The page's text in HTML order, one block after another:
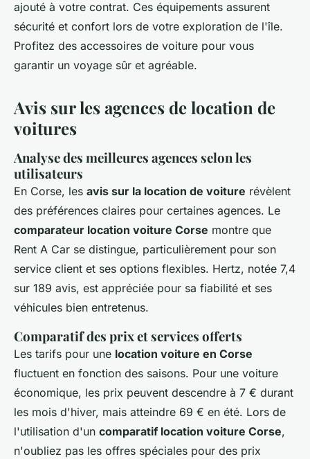
ajouté à votre contrat. Ces équipements assurent
sécurité et confort lors de votre exploration de l'île.
Profitez des accessoires de voiture pour vous
garantir un voyage sûr et agréable.
Avis sur les agences de location de
voitures
Analyse des meilleures agences selon les
utilisateurs
En Corse, les avis sur la location de voiture révèlent
des préférences claires pour certaines agences. Le
comparateur location voiture Corse montre que
Rent A Car se distingue, particulièrement pour son
service client et ses options flexibles. Hertz, notée 7,4
sur 189 avis, est appréciée pour sa fiabilité et ses
véhicules bien entretenus.
Comparatif des prix et services offerts
Les tarifs pour une location voiture en Corse
fluctuent en fonction des saisons. Pour une voiture
économique, les prix peuvent descendre à 7 € durant
les mois d'hiver, mais atteindre 69 € en été. Lors de
l'utilisation d'un comparatif location voiture Corse,
n'oubliez pas les offres spéciales pour des prix